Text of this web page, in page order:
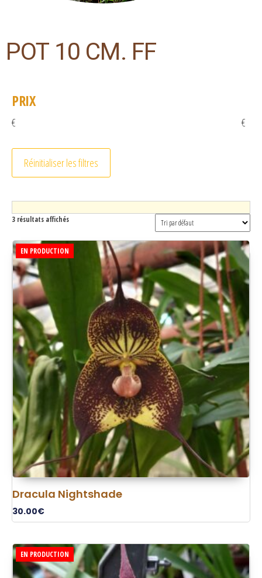
POT 10 CM. FF
PRIX
€ €
Réinitialiser les filtres
3 résultats affichés
EN PRODUCTION
Dracula Nightshade
30.00€
EN PRODUCTION